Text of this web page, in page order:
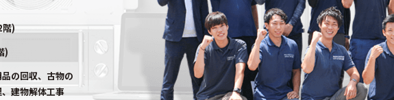
)
)
の回収、古物の
建物解体工事